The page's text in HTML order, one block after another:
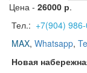
Цена - 26000 р.
Тел.: +7(904)
MAX, Whatsapp,
Новая